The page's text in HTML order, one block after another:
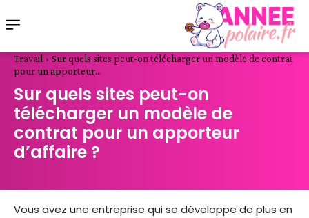
Travail
Sur quels sites peut-on télécharger un modèle de contrat
pour un apporteur...
Sur quels sites peut-on
télécharger un modèle de
contrat pour un apporteur
d’affaire ?
Vous avez une entreprise qui se développe de plus en